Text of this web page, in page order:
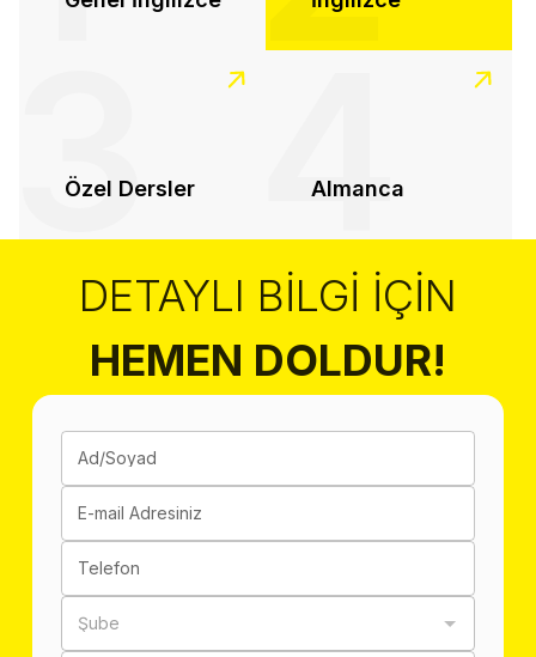
Özel Dersler
3 Almanca
4
DETAYLI BILGI İÇIN
HEMEN DOLDUR!
Ad/Soyad
E-mail Adresiniz
Telefon
Şube